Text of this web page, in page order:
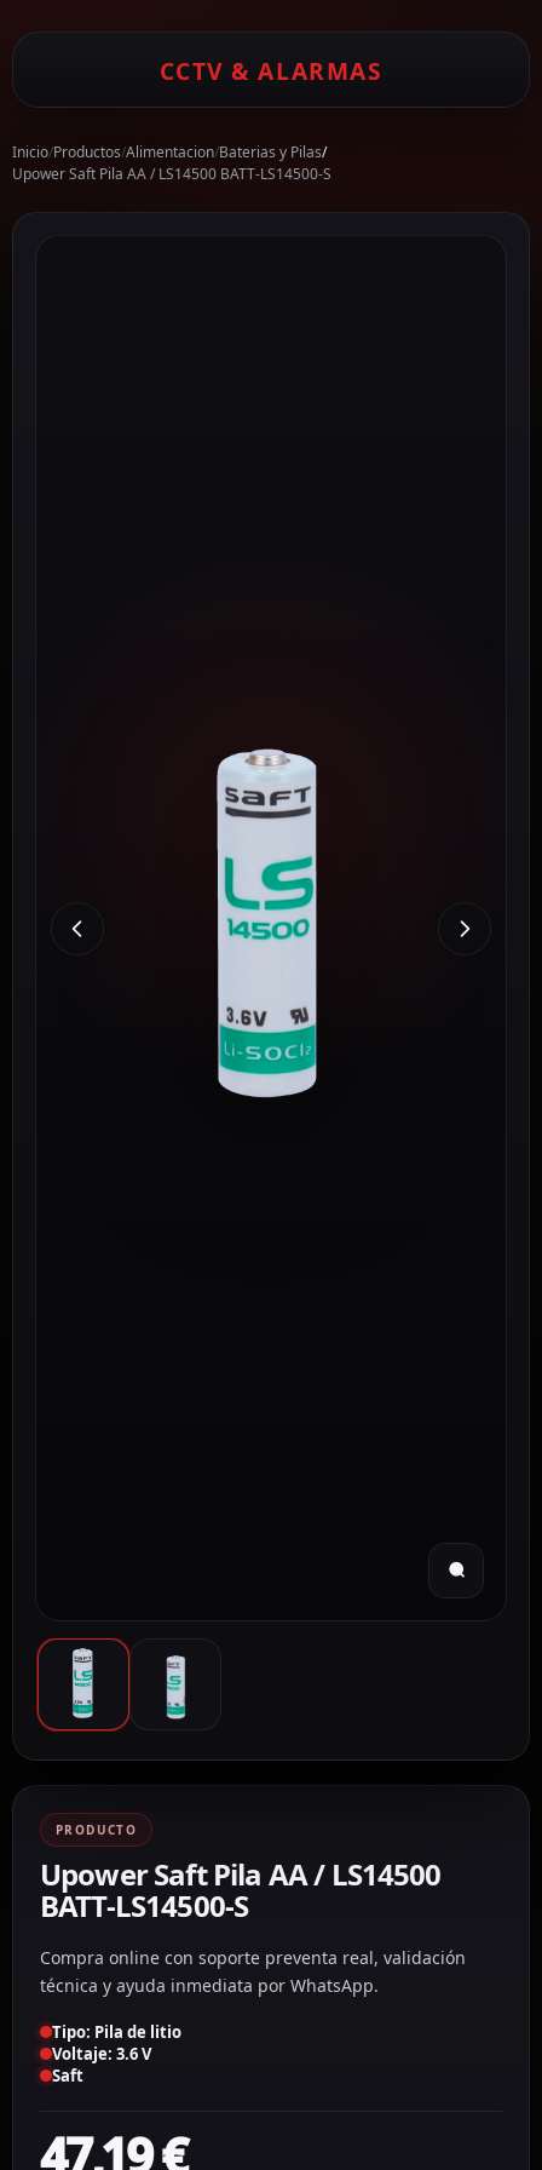
CCTV & ALARMAS
Inicio/Productos/Alimentacion/Baterias y Pilas/
Upower Saft Pila AA / LS14500 BATT-LS14500-S
PRODUCTO
Upower Saft Pila AA / LS14500
BATT-LS14500-S
Compra online con soporte preventa real, validación
técnica y ayuda inmediata por WhatsApp.
Tipo: Pila de litio
Voltaje: 3.6 V
Saft
47,19€